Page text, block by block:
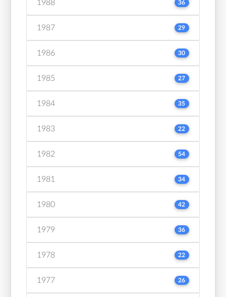
1988 36
1987 29
1986 30
1985 27
1984 35
1983 22
1982 54
1981 34
1980 42
1979 36
1978 22
1977 26